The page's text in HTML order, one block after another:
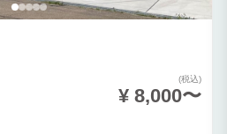
(税込)
¥ 8,000〜